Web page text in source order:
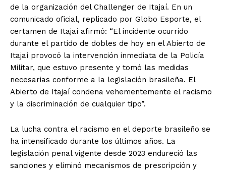
de la organización del Challenger de Itajaí. En un
comunicado oficial, replicado por Globo Esporte, el
certamen de Itajaí afirmó: “El incidente ocurrido
durante el partido de dobles de hoy en el Abierto de
Itajaí provocó la intervención inmediata de la Policía
Militar, que estuvo presente y tomó las medidas
necesarias conforme a la legislación brasileña. El
Abierto de Itajaí condena vehementemente el racismo
y la discriminación de cualquier tipo”.
La lucha contra el racismo en el deporte brasileño se
ha intensificado durante los últimos años. La
legislación penal vigente desde 2023 endureció las
sanciones y eliminó mecanismos de prescripción y